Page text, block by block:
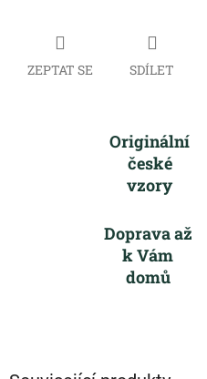
ZEPTAT SE SDÍLET
Originální
české
vzory
Doprava až
k Vám
domů